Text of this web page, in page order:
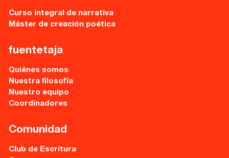
Curso integral de narrativa
Máster de creación poética
fuentetaja
Quiénes somos
Nuestra filosofía
Nuestro equipo
Coordinadores
Comunidad
Club de Escritura